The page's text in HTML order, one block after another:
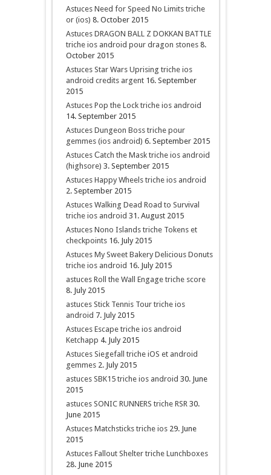
Astuces Need for Speed No Limits triche
or (ios) 8. October 2015
Astuces DRAGON BALL Z DOKKAN BATTLE
triche ios android pour dragon stones 8.
October 2015
Astuces Star Wars Uprising triche ios
android credits argent 16. September
2015
Astuces Pop the Lock triche ios android
14. September 2015
Astuces Dungeon Boss triche pour
gemmes (ios android) 6. September 2015
Astuces Сatch the Mask triche ios android
(highsore) 3. September 2015
Astuces Happy Wheels triche ios android
2. September 2015
Astuces Walking Dead Road to Survival
triche ios android 31. August 2015
Astuces Nono Islands triche Tokens et
checkpoints 16. July 2015
Astuces My Sweet Bakery Delicious Donuts
triche ios android 16. July 2015
astuces Roll the Wall Engage triche score
8. July 2015
astuces Stick Tennis Tour triche ios
android 7. July 2015
Astuces Escape triche ios android
Ketchapp 4. July 2015
Astuces Siegefall triche iOS et android
gemmes 2. July 2015
astuces SBK15 triche ios android 30. June
2015
astuces SONIC RUNNERS triche RSR 30.
June 2015
Astuces Matchsticks triche ios 29. June
2015
Astuces Fallout Shelter triche Lunchboxes
28. June 2015